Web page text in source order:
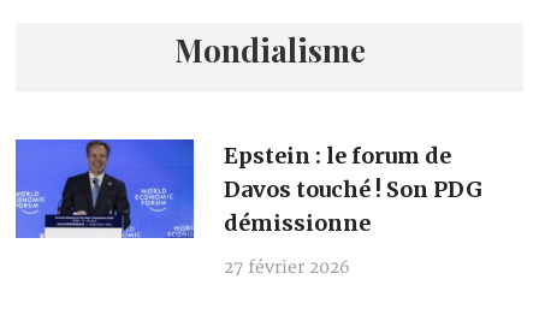
Mondialisme
Epstein : le forum de
Davos touché ! Son PDG
démissionne
27 février 2026